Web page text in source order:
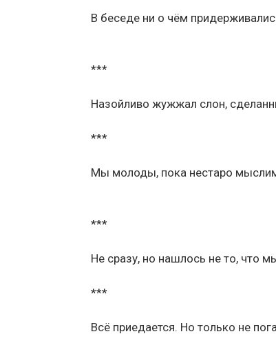
В беседе ни о чём
***
Назойливо жужжал слон,
***
Мы молоды, пока нестаро
***
Не сразу, но нашлось не то, что
***
Всё приедается. Но только не